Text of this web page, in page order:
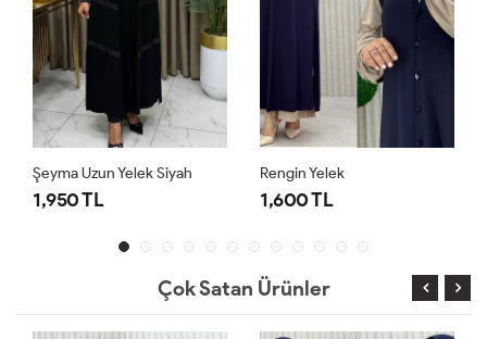
Uzun Yelek Siyah
TL
Rengin Yelek
1,600 TL
Çok Satan Ürünler